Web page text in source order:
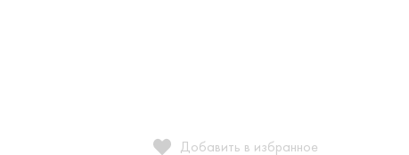
Добавить в избранное